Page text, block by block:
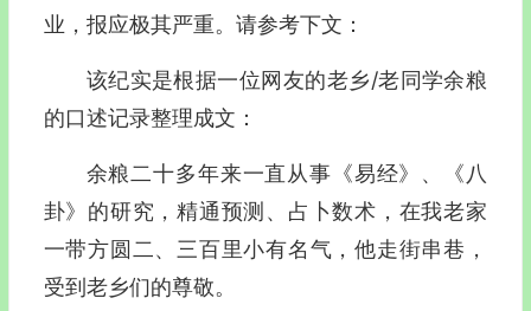
业，报应极其严重。请参考下文：
该纪实是根据一位网友的老乡/老同学余粮
的口述记录整理成文：
余粮二十多年来一直从事《易经》、《八
卦》的研究，精通预测、占卜数术，在我老家
一带方圆二、三百里小有名气，他走街串巷，
受到老乡们的尊敬。